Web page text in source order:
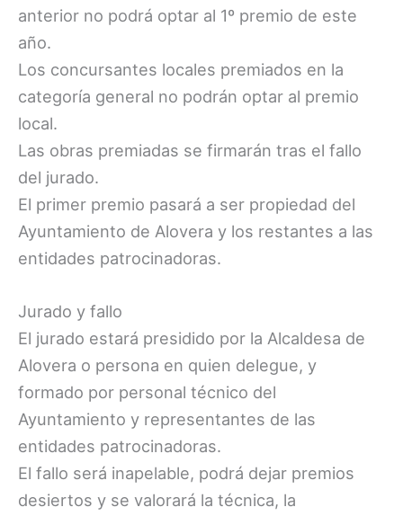
anterior no podrá optar al 1º premio de este
año.
Los concursantes locales premiados en la
categoría general no podrán optar al premio
local.
Las obras premiadas se firmarán tras el fallo
del jurado.
El primer premio pasará a ser propiedad del
Ayuntamiento de Alovera y los restantes a las
entidades patrocinadoras.
Jurado y fallo
El jurado estará presidido por la Alcaldesa de
Alovera o persona en quien delegue, y
formado por personal técnico del
Ayuntamiento y representantes de las
entidades patrocinadoras.
El fallo será inapelable, podrá dejar premios
desiertos y se valorará la técnica, la